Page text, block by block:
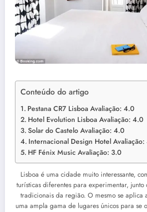
Conteúdo do artigo
Pestana CR7 Lisboa Avaliação: 4.0
Hotel Evolution Lisboa Avaliação: 4.0
Solar do Castelo Avaliação: 4.0
Internacional Design Hotel
HF Fénix Music Avaliação: 3.0
Lisboa é uma cidade muito interessante,
turísticas diferentes para experimentar, junto
tradicionais da região. O mesmo se aplica
uma ampla gama de lugares únicos para se